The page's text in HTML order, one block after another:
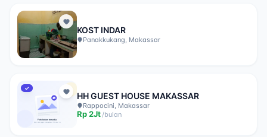
KOST INDAR
Panakkukang, Makassar
✓
HH GUEST HOUSE MAKASSAR
Rappocini, Makassar
Rp2Jt/bulan